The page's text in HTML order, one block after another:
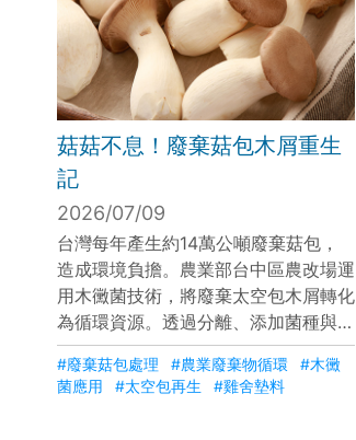
菇菇不息！廢棄菇包木屑重生
記
2026/07/09
台灣每年產生約14萬公噸廢棄菇包，
造成環境負擔。農業部台中區農改場運
用木黴菌技術，將廢棄太空包木屑轉化
為循環資源。透過分離、添加菌種與烘
乾處理，木屑可再生為栽培介質、能源
燃料，或作為雞舍墊料以降低臭味並提
升育成率，最後再製成堆肥回饋農田，
#廢棄菇包處理 #農業廢棄物循環
#木黴
菌應用
#太空包再生 #雞舍墊料